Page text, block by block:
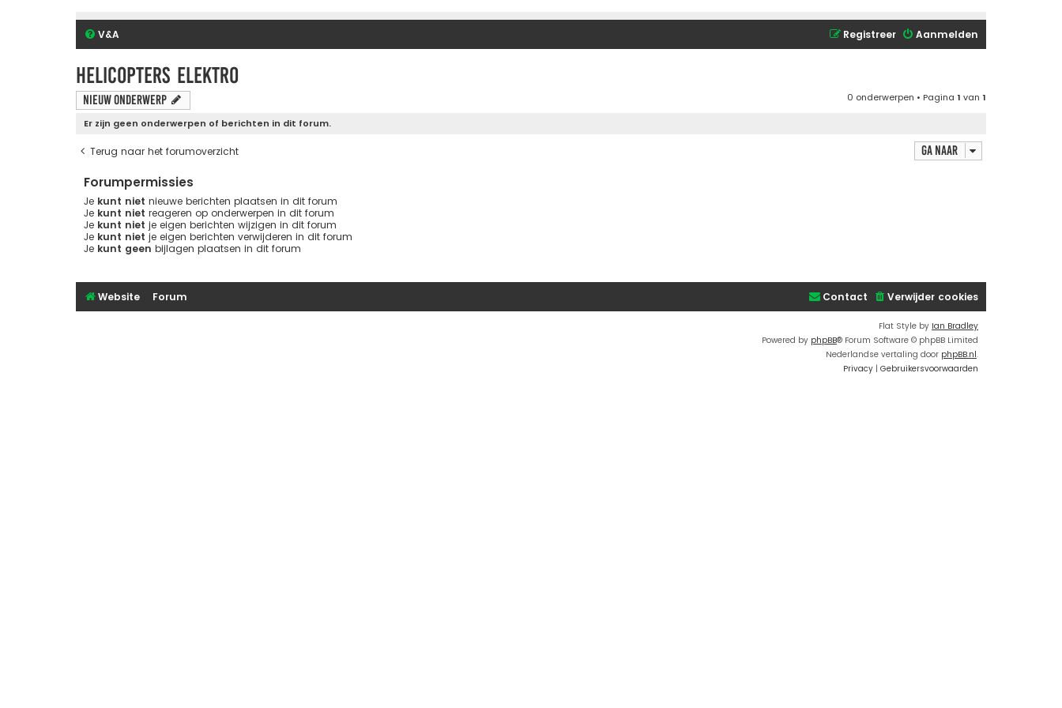
V&A Aanmelden
Registreer
Helicopters elektro
Nieuw onderwerp 0 onderwerpen • Pagina 1 van 1
Er zijn geen onderwerpen of berichten in dit forum.
Terug naar het forumoverzicht Ga naar
Forumpermissies
Je kunt niet nieuwe berichten plaatsen in dit forum
Je kunt niet reageren op onderwerpen in dit forum
Je kunt niet je eigen berichten wijzigen in dit forum
Je kunt niet je eigen berichten verwijderen in dit forum
Je kunt geen bijlagen plaatsen in dit forum
Website Forum Verwijder cookies
Contact
Flat Style by Ian Bradley
Powered by phpBB® Forum Software © phpBB Limited
Nederlandse vertaling door phpBB.nl.
Privacy | Gebruikersvoorwaarden